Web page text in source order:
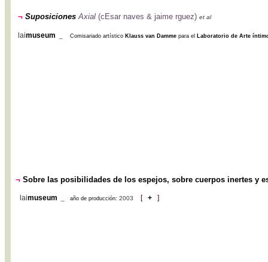
¬ Suposiciones Axial (cEsar naves & jaime rguez) et al
laimuseum Comisariado artístico Klauss van Damme para el Laboratorio de Arte
¬ Sobre las posibilidades de los espejos, sobre cuerpos inertes y
laimuseum año de producción: 2003 [+ ]